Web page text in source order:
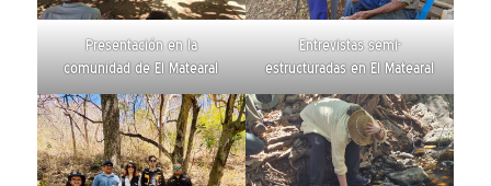
Presentación en la
comunidad de El Matearal
Entrevistas semi-
estructuradas en El Matearal